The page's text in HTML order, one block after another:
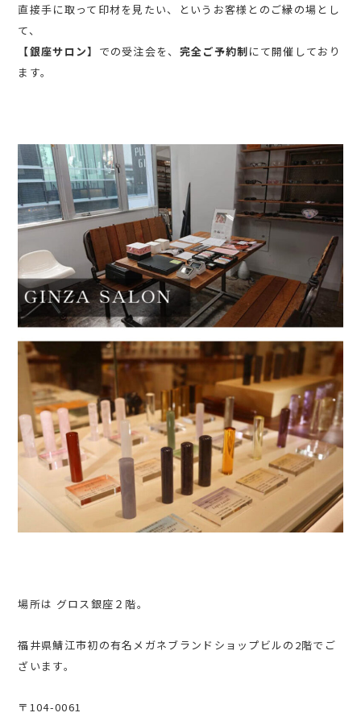
直接手に取って印材を見たい、というお客様とのご縁の場とし
て、
【銀座サロン】 での受注会を、 完全ご予約制にて開催しており
ます。
場所は グロス銀座２階。
福井県鯖江市初の有名メガネブランドショップビルの2階でご
ざいます。
〒104-0061